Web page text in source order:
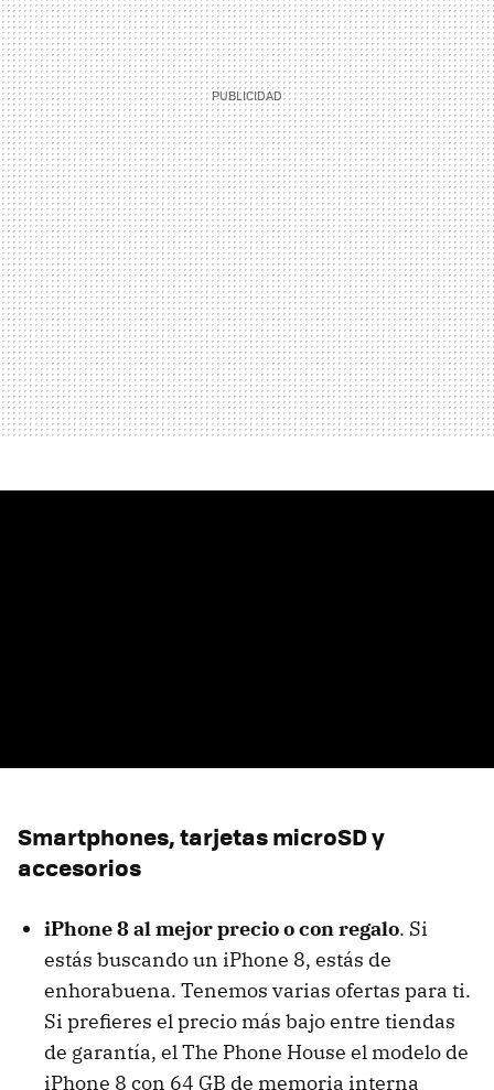
Smartphones, tarjetas microSD y
accesorios
iPhone 8 al mejor precio o con regalo. Si
estás buscando un iPhone 8, estás de
enhorabuena. Tenemos varias ofertas para ti.
Si prefieres el precio más bajo entre tiendas
de garantía, el The Phone House el modelo de
iPhone 8 con 64 GB de memoria interna